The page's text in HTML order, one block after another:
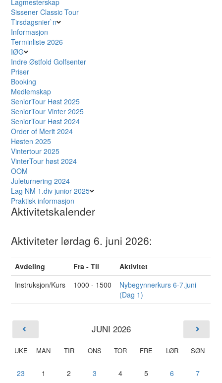
Sissener Classic Tour
Tirsdagsnier`n
Informasjon
Terminliste 2026
IØG
Indre Østfold Golfsenter
Priser
Booking
Medlemskap
SeniorTour Høst 2025
SeniorTour Vinter 2025
SeniorTour Høst 2024
Order of Merit 2024
Høsten 2025
Vintertour 2025
VinterTour høst 2024
OOM
Juleturnering 2024
Lag NM 1.div junior 2025
Praktisk informasjon
Aktivitetskalender
Aktiviteter lørdag 6. juni 2026:
Avdeling Fra - Til
Aktivitet
Instruksjon/Kurs
1000 - 1500
Nybegynnerkurs 6-7.juni
(Dag 1)
JUNI 2026
UKE MAN TIR ONS TOR FRE LØR SØN
23 1 2 3 4 5 6 7